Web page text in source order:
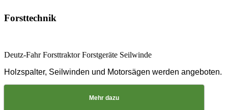
Forsttechnik
Deutz-Fahr Forsttraktor Forstgeräte Seilwinde
Holzspalter, Seilwinden und Motorsägen werden angeboten.
Mehr dazu